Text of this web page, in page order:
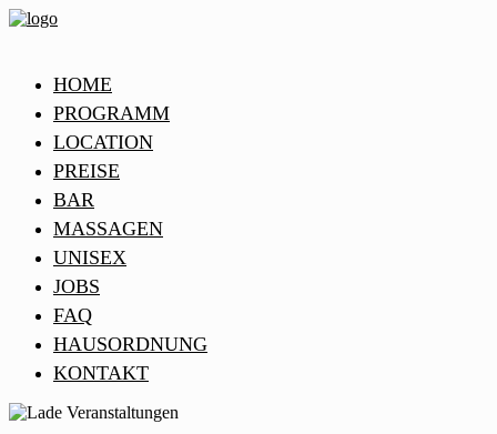
HOME
PROGRAMM
LOCATION
PREISE
BAR
MASSAGEN
UNISEX
JOBS
FAQ
HAUSORDNUNG
KONTAKT